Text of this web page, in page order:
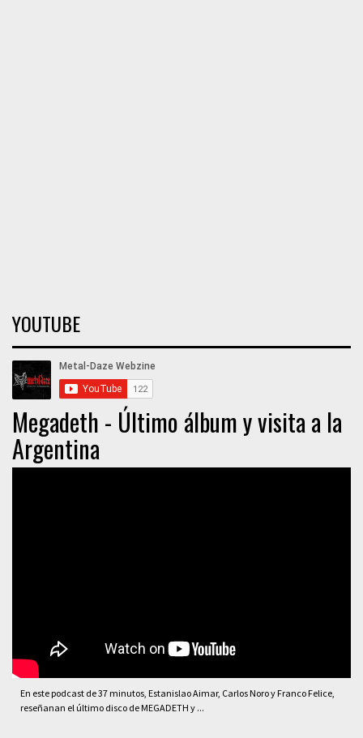
YOUTUBE
Megadeth - Último álbum y visita a la
Argentina
En este podcast de 37 minutos, Estanislao Aimar, Carlos Noro y Franco Felice,
reseñanan el último disco de MEGADETH y ...